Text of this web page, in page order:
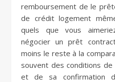
remboursement de le
de crédit logement
quels que vous
négocier un prêt
moins le reste à la
souvent des conditions
et de sa confirmation